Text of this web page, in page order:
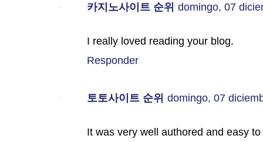
카지노사이트 순위 domingo, 07
I really loved reading your blog.
Responder
토토사이트 순위 domingo, 07
It was very well authored and easy